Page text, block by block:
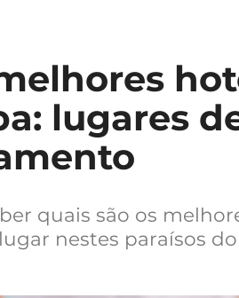
lugares
quais são os
nestes paraísos